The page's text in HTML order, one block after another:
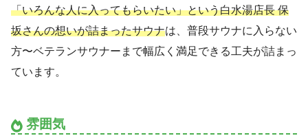
「いろんな人に入ってもらいたい」という白水湯店長 保
坂さんの想いが詰まったサウナは、普段サウナに入らない
方〜ベテランサウナーまで幅広く満足できる工夫が詰まっ
ています。
雰囲気